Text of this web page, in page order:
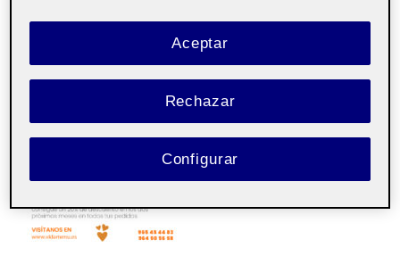
Rechazar
Aceptar
Configurar